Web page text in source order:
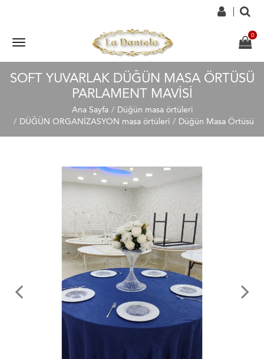
SOFT YUVARLAK DÜĞÜN MASA ÖRTÜSÜ
PARLAMENT MAVISI
Ana Sayfa
Düğün masa örtüleri
DÜĞÜN ORGANİZASYON masa örtüleri
Düğün Masa Örtüsü